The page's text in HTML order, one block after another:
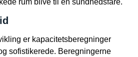
rum blive til en sundhedsfare.
er kapacitetsberegninger
sofistikerede. Beregningerne